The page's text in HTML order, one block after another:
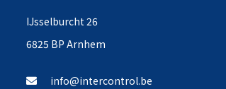
IJsselburcht 26
6825 BP Arnhem
info@intercontrol.be